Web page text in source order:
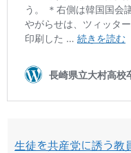
生徒を共産党に誘う教